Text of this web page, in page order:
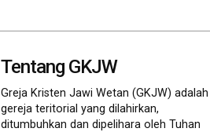
Tentang GKJW
Greja Kristen Jawi Wetan (GKJW) adalah
gereja teritorial yang dilahirkan,
ditumbuhkan dan dipelihara oleh Tuhan